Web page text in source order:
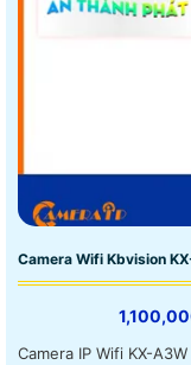
Camera Wifi Kbvision
Camera IP Wifi KX-